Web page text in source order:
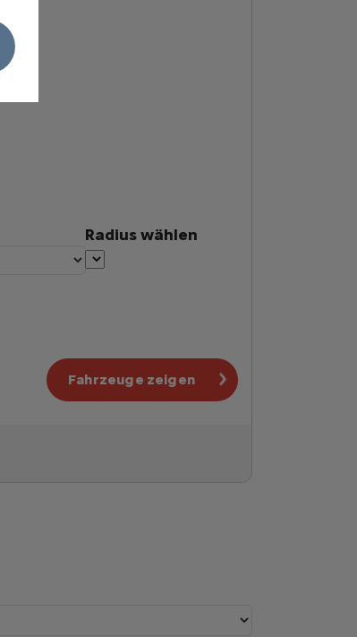
Radius wählen
Fahrzeuge zeigen